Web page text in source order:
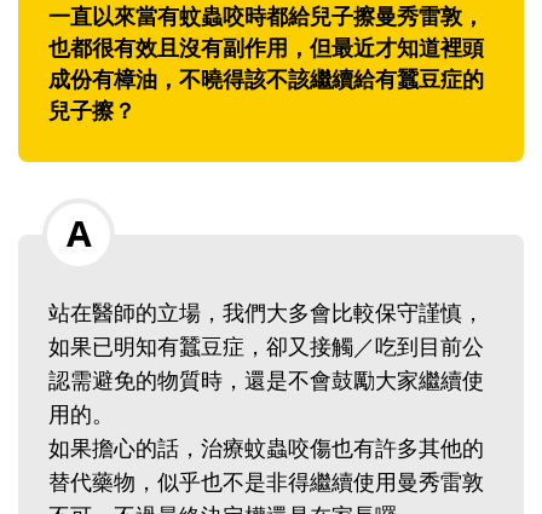
一直以來當有蚊蟲咬時都給兒子擦曼秀雷敦，
也都很有效且沒有副作用，但最近才知道裡頭
成份有樟油，不曉得該不該繼續給有蠶豆症的
兒子擦？
站在醫師的立場，我們大多會比較保守謹慎，
如果已明知有蠶豆症，卻又接觸／吃到目前公
認需避免的物質時，還是不會鼓勵大家繼續使
用的。
如果擔心的話，治療蚊蟲咬傷也有許多其他的
替代藥物，似乎也不是非得繼續使用曼秀雷敦